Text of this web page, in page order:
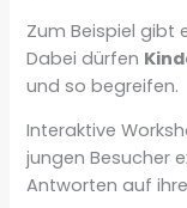
Zum Beispiel gibt
Dabei dürfen
und so begreifen.
Interaktive
jungen Besucher
Antworten auf